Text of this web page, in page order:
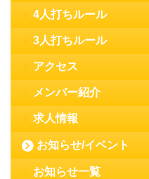
4人打ちルール
3人打ちルール
アクセス
メンバー紹介
求人情報
お知らせ/イベント
お知らせ一覧